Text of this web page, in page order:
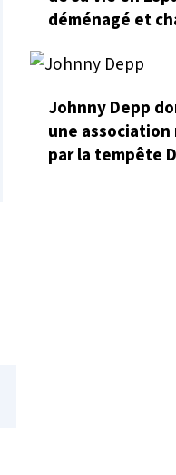
déménagé et
Johnny Depp
une
par la tempête